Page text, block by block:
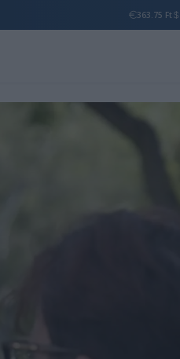
363.75 Ft